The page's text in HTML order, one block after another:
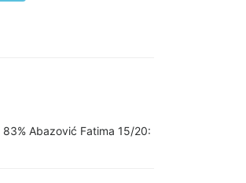
Abazović Fatima 15/20: